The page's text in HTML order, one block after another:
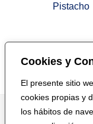
Cookies y
El presente sitio
cookies propias y
los hábitos de
Pistacho